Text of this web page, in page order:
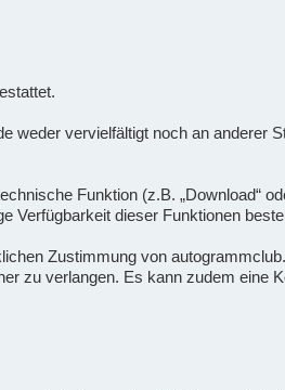
vervielfältigt noch an anderer
Funktion (z.B. „Download“
Verfügbarkeit dieser Funktionen
Zustimmung von
zu verlangen. Es kann zudem eine